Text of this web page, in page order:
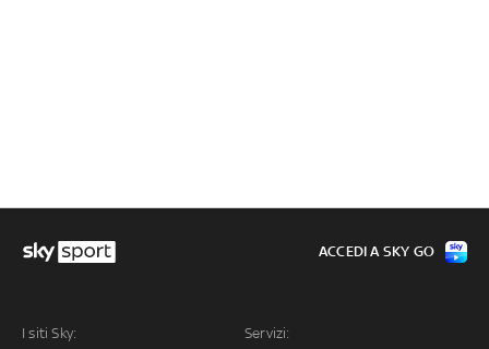
I siti Sky: Servizi:
ACCEDI A SKY GO